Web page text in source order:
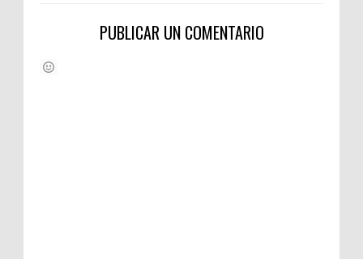
PUBLICAR UN COMENTARIO